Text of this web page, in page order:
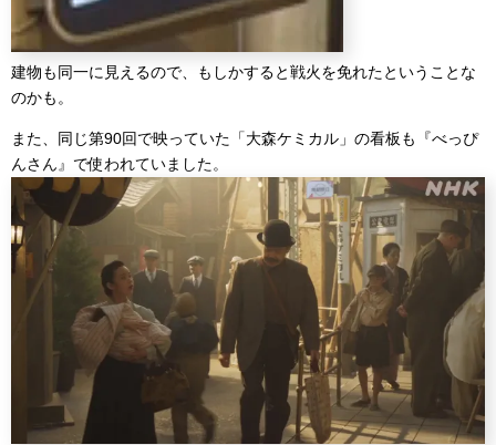
建物も同一に見えるので、もしかすると戦火を免れたということな
のかも。
また、同じ第90回で映っていた「大森ケミカル」の看板も『べっぴ
んさん』で使われていました。